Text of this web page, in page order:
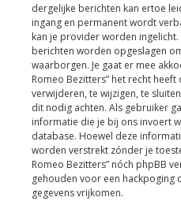
dergelijke berichten kan ertoe
ingang en permanent wordt
kan je provider worden ingelicht.
berichten worden opgeslagen
waarborgen. Je gaat er mee
Romeo Bezitters” het recht
verwijderen, te wijzigen, te
dit nodig achten. Als gebruiker
informatie die je bij ons invoert
database. Hoewel deze
worden verstrekt zónder je
Romeo Bezitters” nóch phpBB
gehouden voor een hackpoging
gegevens vrijkomen.